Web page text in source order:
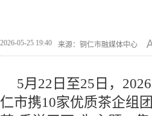
2026-05-25 19:40 来源：铜仁市融媒体中心
5月22日至25日，
仁市携10家优质茶企组